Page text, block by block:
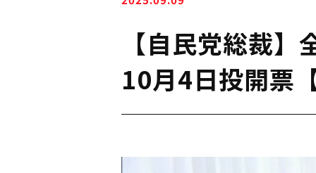
【自民党総裁
10月4日投開票